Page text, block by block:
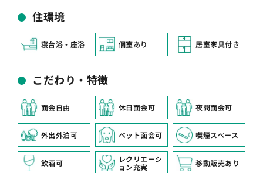
住環境
寝台浴・座浴 個室あり 居室家具付き
こだわり・特徴
面会自由 休日面会可 夜間面会可
外出外泊可 ペット面会可 喫煙スペース
飲酒可
レクリエーシ
ョン充実
移動販売あり